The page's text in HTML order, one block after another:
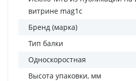
витрине mag1c
Бренд (марка)
Тип балки
Односкоростная
Высота упаковки, мм